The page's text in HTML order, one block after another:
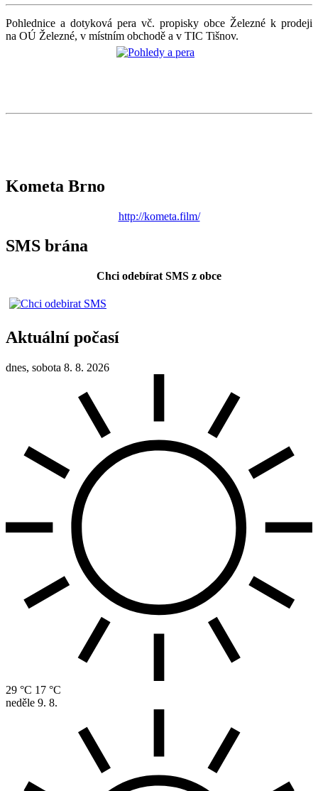
Pohlednice a dotyková pera vč. propisky obce Železné k prodeji
na OÚ Železné, v místním obchodě a v TIC Tišnov.
Kometa Brno
http://kometa.film/
SMS brána
Chci odebírat SMS z obce
Aktuální počasí
dnes, sobota 8. 8. 2026
29 °C 17 °C
neděle 9. 8.